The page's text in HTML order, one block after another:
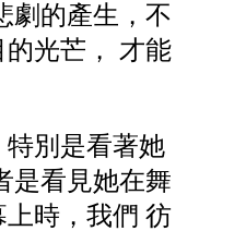
劇的產生，不
光芒， 才能
別是看著她
是看見她在舞
時，我們 彷